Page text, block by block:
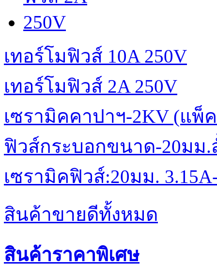
เทอร์โมฟิวส์ 10A 250V
เทอร์โมฟิวส์ 2A 250V
เซรามิคคาปาฯ-2KV (แพ็
ฟิวส์กระบอกขนาด-20มม.
เซรามิคฟิวส์:20มม.
สินค้าขายดีทั้งหมด
สินค้าราคาพิเศษ